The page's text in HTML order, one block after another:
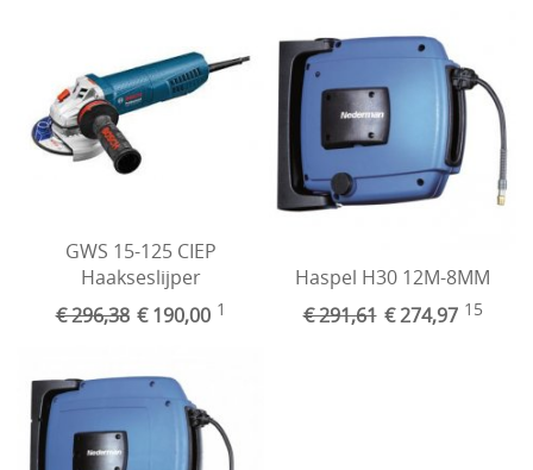
GWS 15-125 CIEP
Haakseslijper
€ 296,38 € 190,00 1
Haspel H30 12M-8MM
€ 291,61 € 274,97 15